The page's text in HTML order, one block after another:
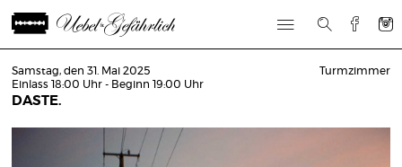
Samstag, den 31. Mai 2025
Einlass 18:00 Uhr - Beginn 19:00 Uhr
DASTE.
Turmzimmer